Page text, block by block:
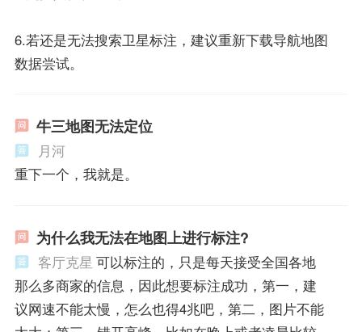
6.若还是无法搜索卫星标注，建议重新下载导航地图
数据尝试。
牛三地图无法定位
月河
重下一个，我就是。
为什么我无法在地图上进行标注?
客厅克星 可以标注的，只是每天接受全国各地
那么多商家的信息，因此想要标注成功，第一，建
议网速不能太慢，怎么也得4兆吧，第二，图片不能